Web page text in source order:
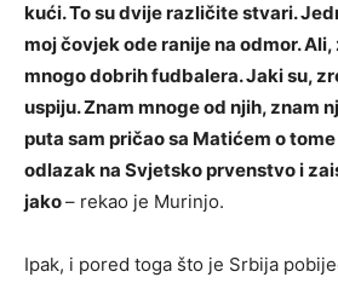
kući. To su dvije različite stvari.
moj čovjek ode ranije na odmor.
mnogo dobrih fudbalera. Jaki su,
uspiju. Znam mnoge od njih, znam
puta sam pričao sa Matićem o
odlazak na Svjetsko prvenstvo i
jako– rekao je Murinjo.
Ipak, i pored toga što je Srbija